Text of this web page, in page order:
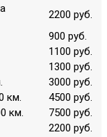
2200 руб.
900 руб.
1100 руб.
1300 руб.
3000 руб.
км.
4500 руб.
км.
7500 руб.
2200 руб.